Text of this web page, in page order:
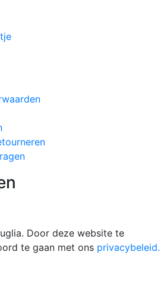
Door deze website te
te gaan met ons privacybeleid.